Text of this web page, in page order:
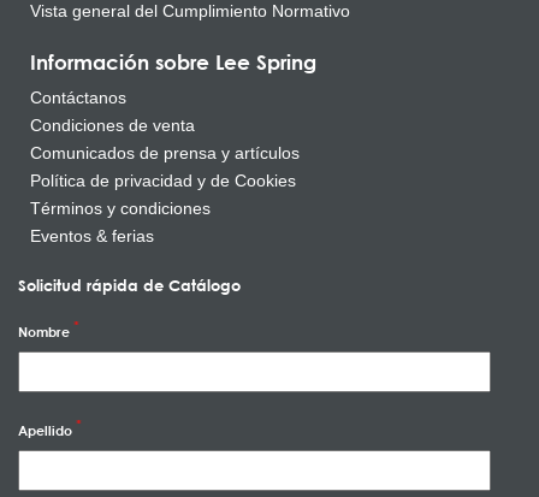
Vista general del Cumplimiento Normativo
Información sobre Lee Spring
Contáctanos
Condiciones de venta
Comunicados de prensa y artículos
Política de privacidad y de Cookies
Términos y condiciones
Eventos & ferias
Solicitud rápida de Catálogo
Nombre
Apellido